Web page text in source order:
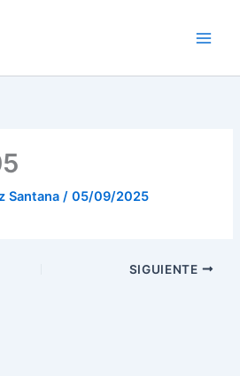
Santana/05/09/2025
SIGUIENTE